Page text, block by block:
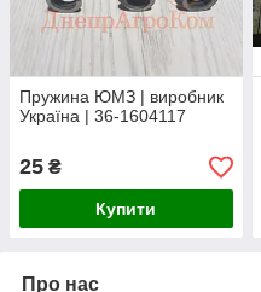
Пружина ЮМЗ | виробник
Україна | 36-1604117
25 ₴
Купити
Про нас